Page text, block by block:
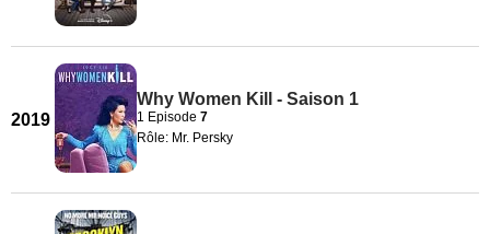
2019
Why Women Kill - Saison 1
1 Episode 7
Rôle: Mr. Persky